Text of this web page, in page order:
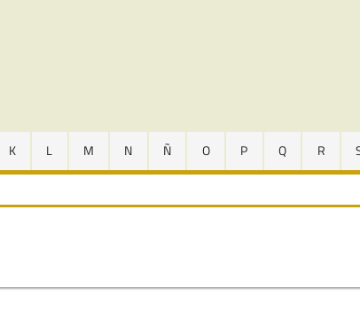
K L M N Ñ O P Q R